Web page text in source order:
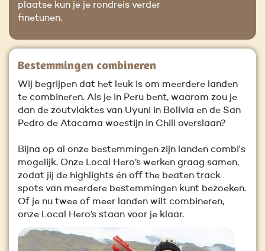
Bestemmingen combineren
Wij begrijpen dat het leuk is om meerdere landen
te combineren. Als je in Peru bent, waarom zou je
dan de zoutvlaktes van Uyuni in Bolivia en de San
Pedro de Atacama woestijn in Chili overslaan?
Bijna op al onze bestemmingen zijn landen combi's
mogelijk. Onze Local Hero’s werken graag samen,
zodat jij de highlights én off the beaten track
spots van meerdere bestemmingen kunt bezoeken.
Of je nu twee of meer landen wilt combineren,
onze Local Hero’s staan voor je klaar.
plaatse kun je je rondreis verder
finetunen.